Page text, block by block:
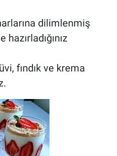
dilimlenmiş
fındık ve krema